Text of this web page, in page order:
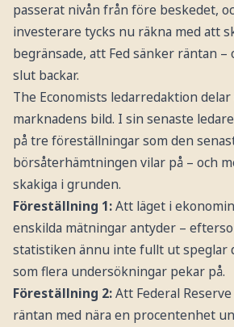
passerat nivån från före beskedet,
investerare tycks nu räkna med att
begränsade, att Fed sänker räntan
slut backar.
The Economists ledarredaktion
marknadens bild. I sin senaste
på tre föreställningar som den
börsåterhämtningen vilar på – och
skakiga i grunden.
Föreställning 1:Att läget i
enskilda mätningar antyder –
statistiken ännu inte fullt ut speglar
som flera undersökningar pekar på.
Föreställning 2:Att Federal
räntan med nära en procentenhet